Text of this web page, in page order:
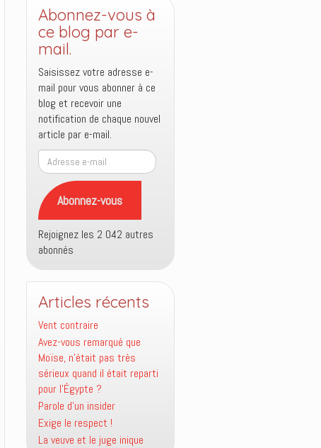
Abonnez-vous à
ce blog par e-
mail.
Saisissez votre adresse e-
mail pour vous abonner à ce
blog et recevoir une
notification de chaque nouvel
article par e-mail.
Adresse
e-
mail
Abonnez-vous
Rejoignez les 2 042 autres
abonnés
Articles récents
Vent contraire
Avez-vous remarqué que
Moïse, n’était pas très
sérieux quand il était reparti
pour l’Égypte ?
Parole d’un insider
Exige le respect !
La veuve et le juge inique